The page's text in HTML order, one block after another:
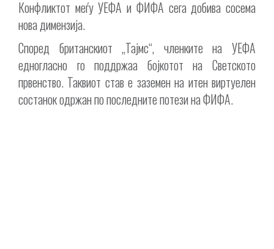
Конфликтот меѓу УЕФА и ФИФА сега добива сосема
нова димензија.
Според британскиот „Тајмс“, членките на УЕФА
едногласно го поддржаа бојкотот на Светското
првенство. Таквиот став е заземен на итен виртуелен
состанок одржан по последните потези на ФИФА.